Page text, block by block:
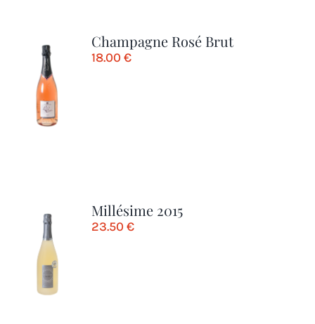
Champagne Rosé Brut
18.00€
Millésime 2015
23.50€